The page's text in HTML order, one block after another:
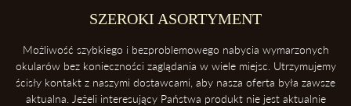
5. Ściąganie okularówSZEROKI ASORTYMENT
Możliwość szybkiego i bezproblemowego nabycia wymarzonych
okularów bez konieczności zaglądania w wiele miejsc. Utrzymujemy
ścisły kontakt z naszymi dostawcami, aby nasza oferta była zawsze
aktualna. Jeżeli interesujący Państwa produkt nie jest aktualnie